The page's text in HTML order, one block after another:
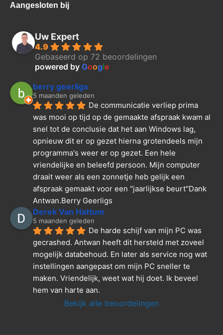
Aangesloten bij
Uw Expert
4.9
Gebaseerd op 72 beoordelingen
powered by Google
berry geerligs
5 maanden geleden
De communicatie verliep prima
was mooi op tijd op de gemaakte afspraak kwam al
snel tot de conclusie dat het aan Windows lag,
opnieuw dit er op gezet hierna grotendeels mijn
programma's weer er op gezet. Een hele
vriendelijke en beleefd persoon. Mijn computer
draait weer als een zonnetje heb gelijk een
afspraak gemaakt voor een "jaarlijkse beurt"Dank
Antwan.Berry Geerligs
Derek Van Hattum
5 maanden geleden
De harde schijf van mijn PC was
gecrashed. Antwan heeft dit hersteld met zoveel
mogelijk databehoud. En later als service nog wat
instellingen aangepast om mijn PC sneller te
maken. Vriendelijk, weet wat hij doet. Ik beveel
hem van harte aan.
Bekijk alle beoordelingen